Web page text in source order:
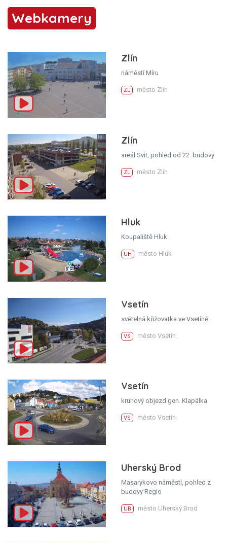
Webkamery
Zlín
náměstí Míru
ZL město Zlín
Zlín
areál Svit, pohled od 22. budovy
ZL město Zlín
Hluk
Koupaliště Hluk
UH město Hluk
Vsetín
světelná křižovatka ve Vsetíně
VS město Vsetín
Vsetín
kruhový objezd gen. Klapálka
VS město Vsetín
Uherský Brod
Masarykovo náměstí, pohled z
budovy Regio
UB město Uherský Brod